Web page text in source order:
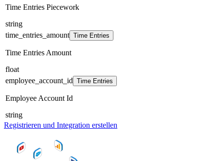
Time Entries Piecework
string
time_entries_amount Time Entries
Time Entries Amount
float
employee_account_id Time Entries
Employee Account Id
string
Registrieren und Integration erstellen